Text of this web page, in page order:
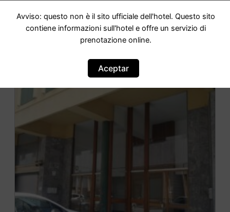
Altri hotel in città
Avviso: questo non è il sito ufficiale dell'hotel. Questo sito
contiene informazioni sull'hotel e offre un servizio di
prenotazione online.
Aceptar